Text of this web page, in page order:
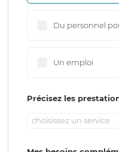
Du personnel
Un emploi
Précisez les
choisissez un service